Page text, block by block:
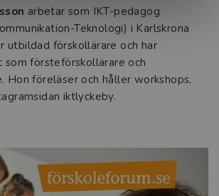
arbetar som IKT-pedagog
Teknologi) i Karlskrona
utbildad förskollärare och har
försteförskollärare och
Hon föreläser och håller workshops,
iktlyckeby.